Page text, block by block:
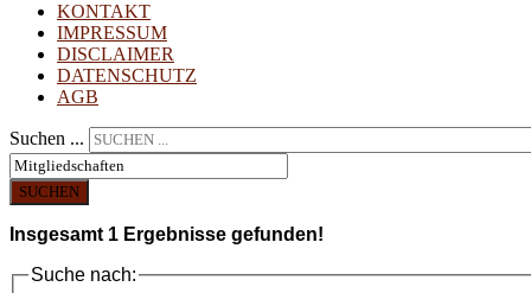
KONTAKT
IMPRESSUM
DISCLAIMER
DATENSCHUTZ
AGB
Suchen ...
SUCHEN
Insgesamt 1 Ergebnisse gefunden!
Suche nach: